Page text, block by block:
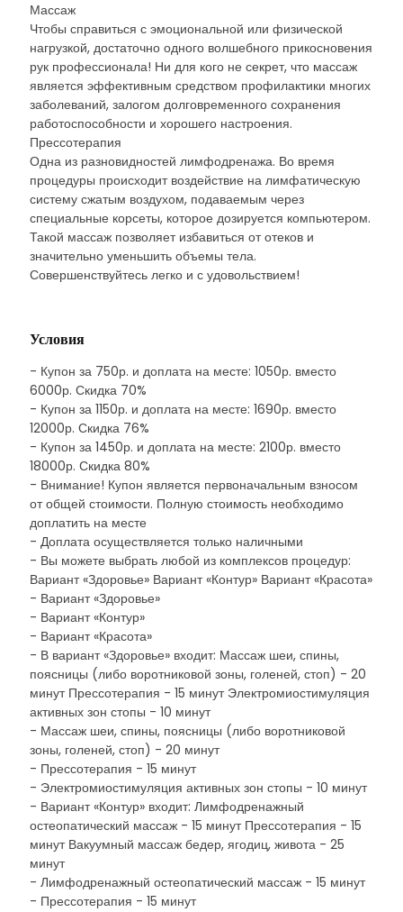
Массаж
Чтобы справиться с эмоциональной или физической
нагрузкой, достаточно одного волшебного прикосновения
рук профессионала! Ни для кого не секрет, что массаж
является эффективным средством профилактики многих
заболеваний, залогом долговременного сохранения
работоспособности и хорошего настроения.
Прессотерапия
Одна из разновидностей лимфодренажа. Во время
процедуры происходит воздействие на лимфатическую
систему сжатым воздухом, подаваемым через
специальные корсеты, которое дозируется компьютером.
Такой массаж позволяет избавиться от отеков и
значительно уменьшить объемы тела.
Совершенствуйтесь легко и с удовольствием!
Условия
- Купон за 750р. и доплата на месте: 1050р. вместо
6000р. Скидка 70%
- Купон за 1150р. и доплата на месте: 1690р. вместо
12000р. Скидка 76%
- Купон за 1450р. и доплата на месте: 2100р. вместо
18000р. Скидка 80%
- Внимание! Купон является первоначальным взносом
от общей стоимости. Полную стоимость необходимо
доплатить на месте
- Доплата осуществляется только наличными
- Вы можете выбрать любой из комплексов процедур:
Вариант «Здоровье» Вариант «Контур» Вариант «Красота»
- Вариант «Здоровье»
- Вариант «Контур»
- Вариант «Красота»
- В вариант «Здоровье» входит: Массаж шеи, спины,
поясницы (либо воротниковой зоны, голеней, стоп) - 20
минут Прессотерапия - 15 минут Электромиостимуляция
активных зон стопы - 10 минут
- Массаж шеи, спины, поясницы (либо воротниковой
зоны, голеней, стоп) - 20 минут
- Прессотерапия - 15 минут
- Электромиостимуляция активных зон стопы - 10 минут
- Вариант «Контур» входит: Лимфодренажный
остеопатический массаж - 15 минут Прессотерапия - 15
минут Вакуумный массаж бедер, ягодиц, живота - 25
минут
- Лимфодренажный остеопатический массаж - 15 минут
- Прессотерапия - 15 минут